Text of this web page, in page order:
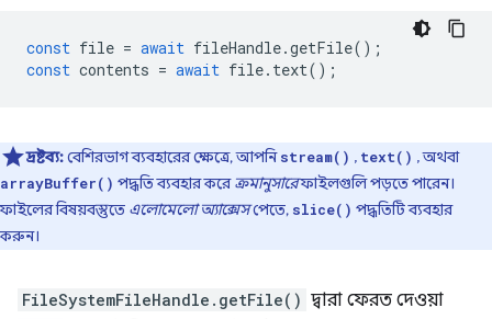
const file = await fileHandle.getFile();
const contents = await file. text();
দ্রষ্টব্য:বেশিরভাগ ব্যবহারের ক্ষেত্রে, আপনিstream() , text() , অথবা
arrayBuffer() পদ্ধতি ব্যবহার করেক্রমানুসারেফাইলগুলি পড়তে পারেন।
ফাইলের বিষয়বস্তুতে এলোমেলো অ্যাক্সেসপেতে, slice() পদ্ধতিটি ব্যবহার
করুন।
FileSystemFileHandle.getFile() দ্বারা ফেরত দেওয়া